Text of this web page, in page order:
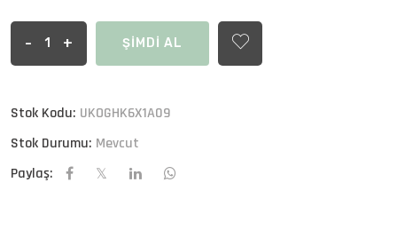
- + ŞİMDİ AL
Stok Kodu: UKOGHK6X1A09
Stok Durumu: Mevcut
Paylaş: